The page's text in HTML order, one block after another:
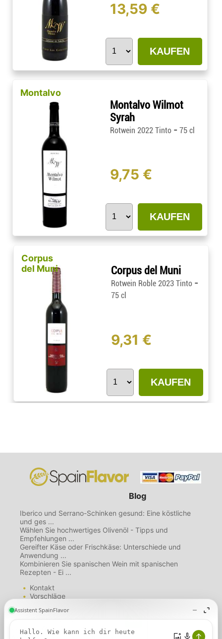
13,59 €
KAUFEN
Montalvo
Montalvo Wilmot
Syrah
Rotwein 2022 Tinto - 75 cl
9,75 €
KAUFEN
Corpus
del Muni
Corpus del Muni
Rotwein Roble 2023 Tinto -
75 cl
9,31 €
KAUFEN
Blog
Iberico und Serrano-Schinken gesund: Eine köstliche
und ges ...
Wählen Sie hochwertiges Olivenöl - Tipps und
Empfehlungen ...
Gereifter Käse oder Frischkäse: Unterschiede und
Anwendung ...
Kombinieren Sie spanischen Wein mit spanischen
Rezepten - Ei ...
Kontakt
Vorschläge
Über uns
Datenschutzbestimmungen
Cookies. Wenn Sie diese Seite
weiterhin nutzen, gehen wir davon